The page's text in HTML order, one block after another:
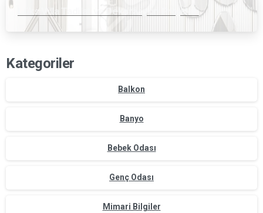
Lüks Villa Tadilat ve Dekorasyon Projeleri
Kategoriler
Balkon
Banyo
Bebek Odası
Genç Odası
Mimari Bilgiler